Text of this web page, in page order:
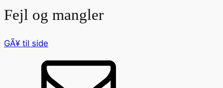
Fejl og mangler
GÃ¥ til side